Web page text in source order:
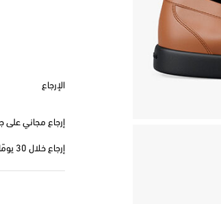
الإرجاع
إرجاع مجاني على
إرجاع خلال 30 يومًا